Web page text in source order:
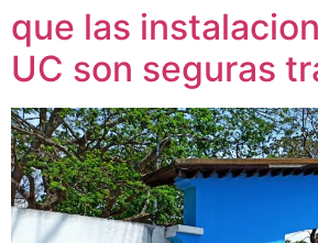
que las
UC son seguras